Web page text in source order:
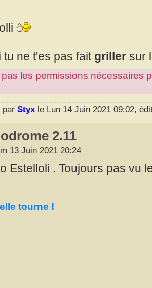
tu ne t'es pas fait griller sur
pas les permissions nécessaires
par Styx le Lun 14 Juin 2021 09:02,
2.11
13 Juin 2021 20:24
Estelloli . Toujours pas vu
tourne !